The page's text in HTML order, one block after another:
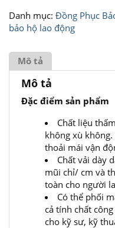
Danh mục: Đồng Phục
bảo hộ lao động
Mô tả
Mô tả
Đặc điểm sản phẩm
Chất liệu
không xù
thoải mái vận
Chất vải dày
mũi chỉ/ cm và
toàn cho người
Có thể phối
cả tính chất
cho kỹ sư, kỹ